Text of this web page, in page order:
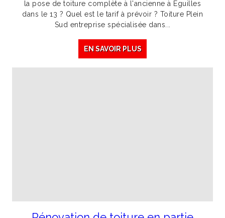
la pose de toiture complète à l'ancienne à Eguilles
dans le 13 ? Quel est le tarif à prévoir ? Toiture Plein
Sud entreprise spécialisée dans...
EN SAVOIR PLUS